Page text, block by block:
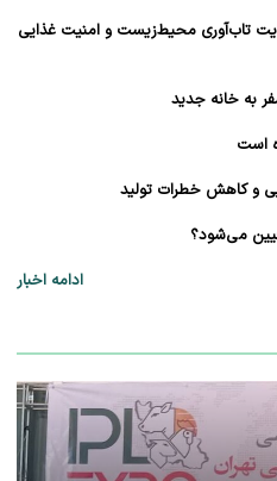
تاب‌آوری محیط‌زیست و امنیت غذایی
به خانه جدید
است
می‌شود؟
ادامه اخبار